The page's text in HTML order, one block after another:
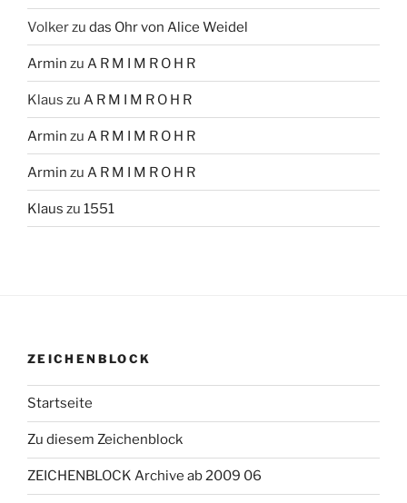
Volkerzu das Ohr von Alice Weidel
Armin zu A R M I M R O H R
Klaus zu A R M I M R O H R
Armin zu A R M I M R O H R
Armin zu A R M I M R O H R
Klaus zu 1551
ZEICHENBLOCK
Startseite
Zu diesem Zeichenblock
ZEICHENBLOCK Archive ab 2009 06